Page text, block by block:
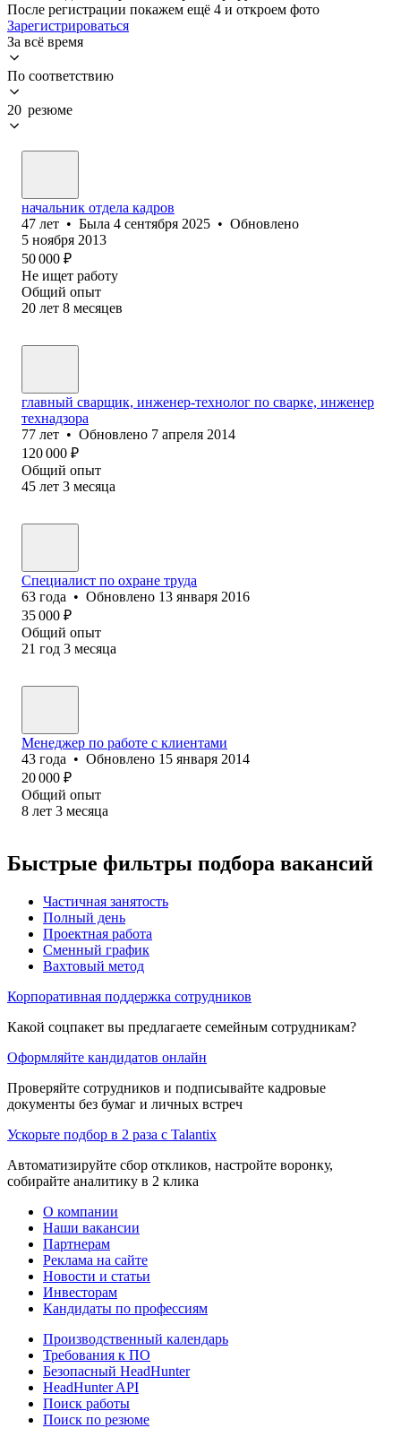
После регистрации покажем ещё 4 и откроем фото
Зарегистрироваться
За всё время
По соответствию
20 резюме
начальник отдела кадров
47 лет • Была 4 сентября 2025 • Обновлено
5 ноября 2013
50 000 ₽
Не ищет работу
Общий опыт
20 лет 8 месяцев
главный сварщик, инженер-технолог по сварке, инженер
технадзора
77 лет • Обновлено 7 апреля 2014
120 000 ₽
Общий опыт
45 лет 3 месяца
Специалист по охране труда
63 года • Обновлено 13 января 2016
35 000 ₽
Общий опыт
21 год 3 месяца
Менеджер по работе с клиентами
43 года • Обновлено 15 января 2014
20 000 ₽
Общий опыт
8 лет 3 месяца
Быстрые фильтры подбора вакансий
Частичная занятость
Полный день
Проектная работа
Сменный график
Вахтовый метод
Корпоративная поддержка сотрудников
Какой соцпакет вы предлагаете семейным сотрудникам?
Оформляйте кандидатов онлайн
Проверяйте сотрудников и подписывайте кадровые
документы без бумаг и личных встреч
Ускорьте подбор в 2 раза с Talantix
Автоматизируйте сбор откликов, настройте воронку,
собирайте аналитику в 2 клика
О компании
Наши вакансии
Партнерам
Реклама на сайте
Новости и статьи
Инвесторам
Кандидаты по профессиям
Производственный календарь
Требования к ПО
Безопасный HeadHunter
HeadHunter API
Поиск работы
Поиск по резюме